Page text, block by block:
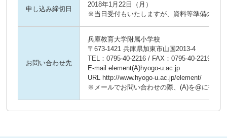
申し込み締切日
2018年1月22日（月）
※当日受付もいたしますが、資料等準備の都
お問い合わせ先
兵庫教育大学附属小学校
〒673-1421 兵庫県加東市山国2013-4
TEL：0795-40-2216 / FAX：0795-40-2219
E-mail element(A)hyogo-u.ac.jp
URL http://www.hyogo-u.ac.jp/element/